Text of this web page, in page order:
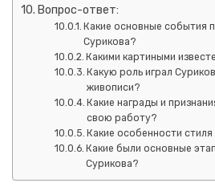
Вопрос-ответ:
Какие основные события
Сурикова?
Какими картиными
Какую роль играл
живописи?
Какие награды и
свою работу?
Какие особенности
Какие были основные
Сурикова?